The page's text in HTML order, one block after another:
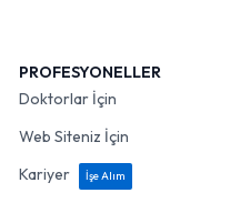
PROFESYONELLER
Doktorlar İçin
Web Siteniz İçin
Kariyer
İşe Alım